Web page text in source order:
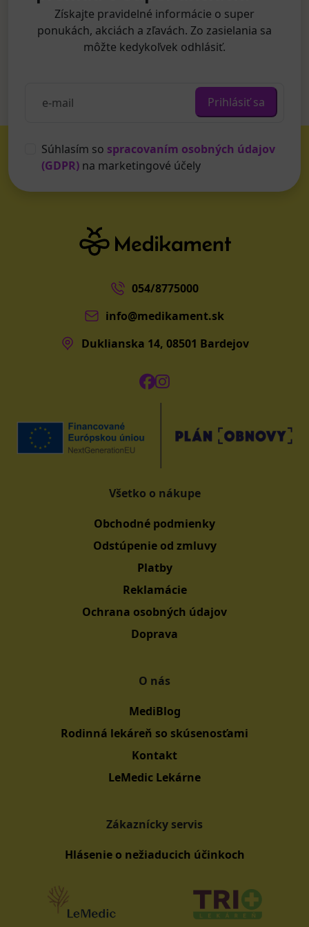
Získajte pravidelné informácie o super
ponukách, akciách a zľavách. Zo zasielania sa
môžte kedykoľvek odhlásiť.
Prihlásiť sa
Súhlasím so spracovaním osobných údajov
(GDPR) na marketingové účely
054/8775000
info@medikament.sk
Duklianska 14, 08501 Bardejov
Všetko o nákupe
Obchodné podmienky
Odstúpenie od zmluvy
Platby
Reklamácie
Ochrana osobných údajov
Doprava
O nás
MediBlog
Rodinná lekáreň so skúsenosťami
Kontakt
LeMedic Lekárne
Zákaznícky servis
Hlásenie o nežiaducich účinkoch